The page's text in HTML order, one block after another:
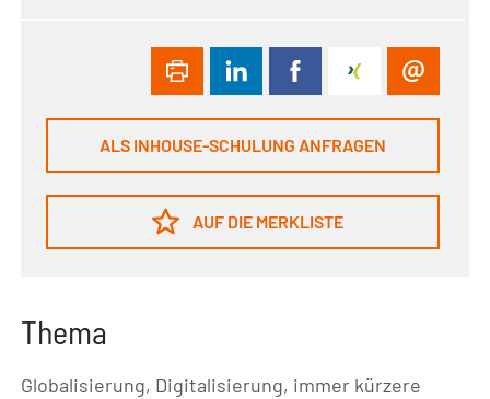
ALS INHOUSE-SCHULUNG ANFRAGEN
AUF DIE MERKLISTE
Thema
Globalisierung, Digitalisierung, immer kürzere